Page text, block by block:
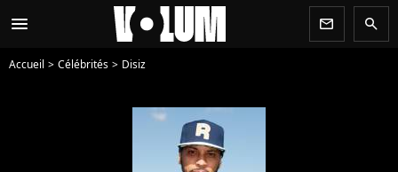
menu newsletter search
Accueil Célébrités Disiz